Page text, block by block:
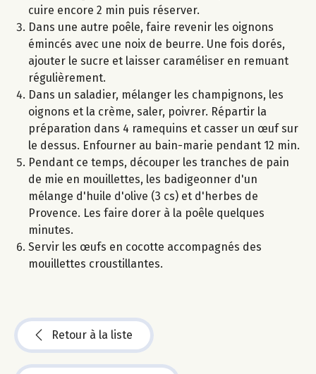
cuire encore 2 min puis réserver.
Dans une autre poêle, faire revenir les oignons
émincés avec une noix de beurre. Une fois dorés,
ajouter le sucre et laisser caraméliser en remuant
régulièrement.
Dans un saladier, mélanger les champignons, les
oignons et la crème, saler, poivrer. Répartir la
préparation dans 4 ramequins et casser un œuf sur
le dessus. Enfourner au bain-marie pendant 12 min.
Pendant ce temps, découper les tranches de pain
de mie en mouillettes, les badigeonner d'un
mélange d'huile d'olive (3 cs) et d'herbes de
Provence. Les faire dorer à la poêle quelques
minutes.
Servir les œufs en cocotte accompagnés des
mouillettes croustillantes.
Retour à la liste